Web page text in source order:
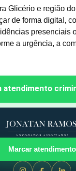
Glicério e região
de forma digital,
presenciais
a urgência, a
atendimento
Marcar atendimento